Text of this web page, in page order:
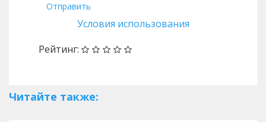
Отправить
Условия использования
Рейтинг:
Читайте также: